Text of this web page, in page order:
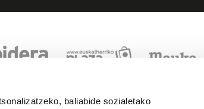
baliabide sozialetako